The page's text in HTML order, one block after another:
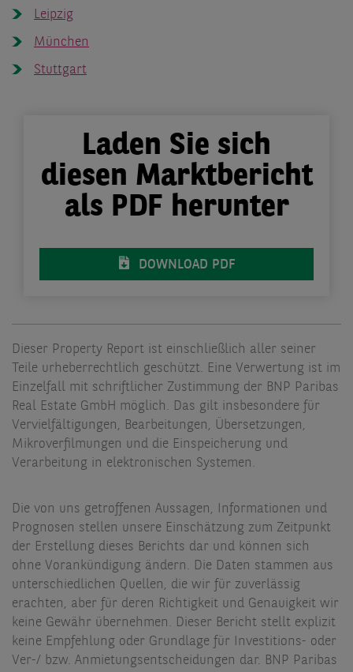
Leipzig
München
Stuttgart
Laden Sie sich
diesen Marktbericht
als PDF herunter
DOWNLOAD PDF
Dieser Property Report ist einschließlich aller seiner
Teile urheberrechtlich geschützt. Eine Verwertung ist im
Einzelfall mit schriftlicher Zustimmung der BNP Paribas
Real Estate GmbH möglich. Das gilt insbesondere für
Vervielfältigungen, Bearbeitungen, Übersetzungen,
Mikroverfilmungen und die Einspeicherung und
Verarbeitung in elektronischen Systemen.
Die von uns getroffenen Aussagen, Informationen und
Prognosen stellen unsere Einschätzung zum Zeitpunkt
der Erstellung dieses Berichts dar und können sich
ohne Vorankündigung ändern. Die Daten stammen aus
unterschiedlichen Quellen, die wir für zuverlässig
erachten, aber für deren Richtigkeit und Genauigkeit wir
keine Gewähr übernehmen. Dieser Bericht stellt explizit
keine Empfehlung oder Grundlage für Investitions- oder
Ver-/ bzw. Anmietungsentscheidungen dar. BNP Paribas